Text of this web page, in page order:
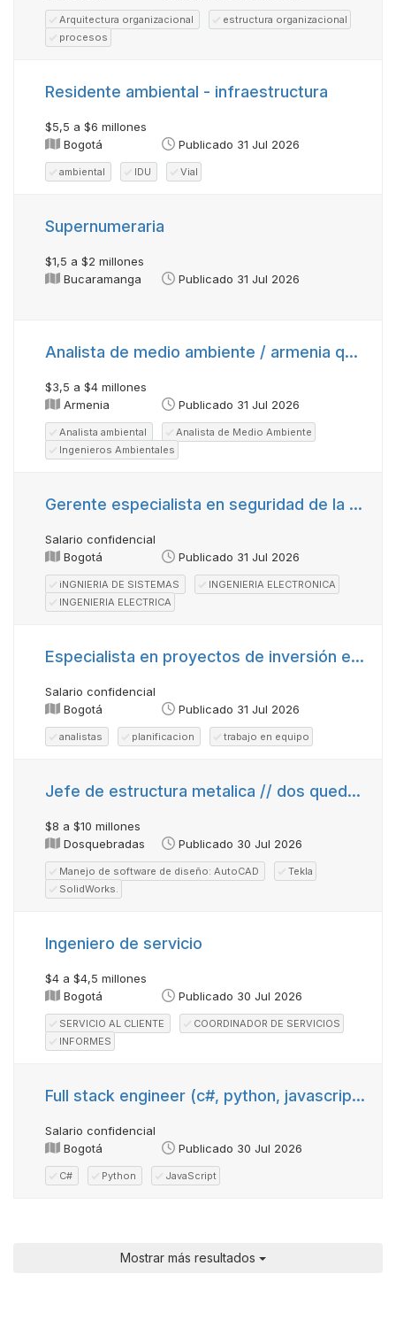
Arquitectura organizacional
estructura organizacional
procesos
Residente ambiental - infraestructura
$5,5 a $6 millones
Bogotá
Publicado 31 Jul 2026
ambiental IDU Vial
Supernumeraria
$1,5 a $2 millones
Bucaramanga
Publicado 31 Jul 2026
Analista de medio ambiente / armenia quindío
$3,5 a $4 millones
Armenia
Publicado 31 Jul 2026
Analista ambiental
Analista de Medio Ambiente
Ingenieros Ambientales
Gerente especialista en seguridad de la información
Salario confidencial
Bogotá
Publicado 31 Jul 2026
iNGNIERIA DE SISTEMAS
INGENIERIA ELECTRONICA
INGENIERIA ELECTRICA
Especialista en proyectos de inversión en salud (disponibilidad viajar a perú)
Salario confidencial
Bogotá
Publicado 31 Jul 2026
analistas planificacion trabajo en equipo
Jefe de estructura metalica // dos quedabradas
$8 a $10 millones
Dosquebradas
Publicado 30 Jul 2026
Manejo de software de diseño: AutoCAD
Tekla
SolidWorks.
Ingeniero de servicio
$4 a $4,5 millones
Bogotá
Publicado 30 Jul 2026
SERVICIO AL CLIENTE
COORDINADOR DE SERVICIOS
INFORMES
Full stack engineer (c#, python, javascript & azure) - intelligent automation & product features
Salario confidencial
Bogotá
Publicado 30 Jul 2026
C# Python JavaScript
Mostrar más resultados